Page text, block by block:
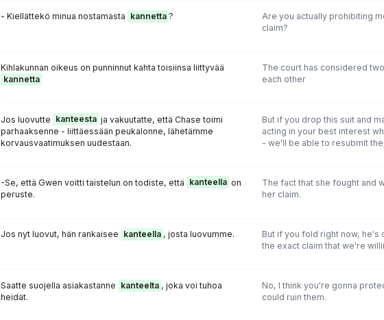
- Kiellättekö minua nostamasta kannetta ?
Are you actually prohibiting
claim?
Kihlakunnan oikeus on punninnut kahta toisiinsa liittyvää
kannetta
The court has considered
each other
Jos luovutte kanteesta ja vakuutatte, että Chase toimi
parhaaksenne - liittäessään peukalonne, lähetämme
korvausvaatimuksen uudestaan.
But if you drop this suit and
acting in your best interest
- we'll be able to resubmit the
-Se, että Gwen voitti taistelun on todiste, että kanteella on
peruste.
The fact that she fought and
her claim.
Jos nyt luovut, hän rankaisee kanteella , josta luovumme.
But if you fold right now, he's
the exact claim that we're
Saatte suojella asiakastanne kanteelta , joka voi tuhoa
heidät.
No, I think you're gonna
could ruin them.